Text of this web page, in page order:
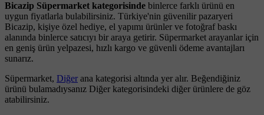
Bicazip Süpermarket kategorisinde binlerce farklı ürünü en
uygun fiyatlarla bulabilirsiniz. Türkiye'nin güvenilir pazaryeri
Bicazip, kişiye özel hediye, el yapımı ürünler ve fotoğraf baskı
alanında binlerce satıcıyı bir araya getirir. Süpermarket arayanlar için
en geniş ürün yelpazesi, hızlı kargo ve güvenli ödeme avantajları
sunarız.
Süpermarket, Diğer ana kategorisi altında yer alır. Beğendiğiniz
ürünü bulamadıysanız Diğer kategorisindeki diğer ürünlere de göz
atabilirsiniz.